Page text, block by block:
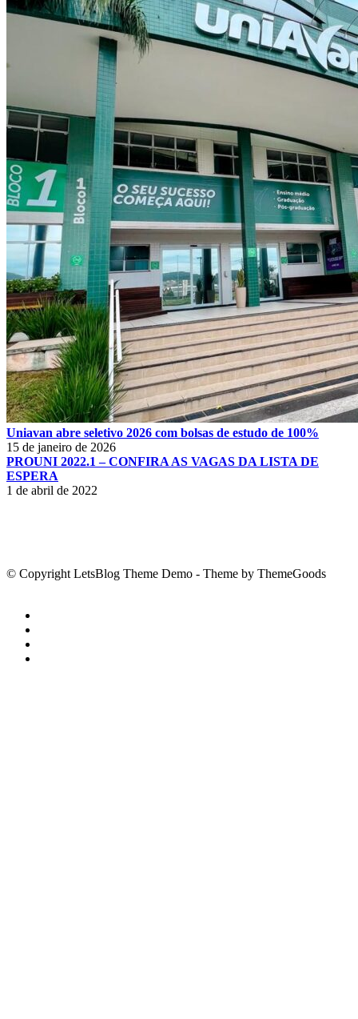
Uniavan abre seletivo 2026 com bolsas de estudo de 100%
15 de janeiro de 2026
PROUNI 2022.1 – CONFIRA AS VAGAS DA LISTA DE
ESPERA
1 de abril de 2022
© Copyright LetsBlog Theme Demo - Theme by ThemeGoods